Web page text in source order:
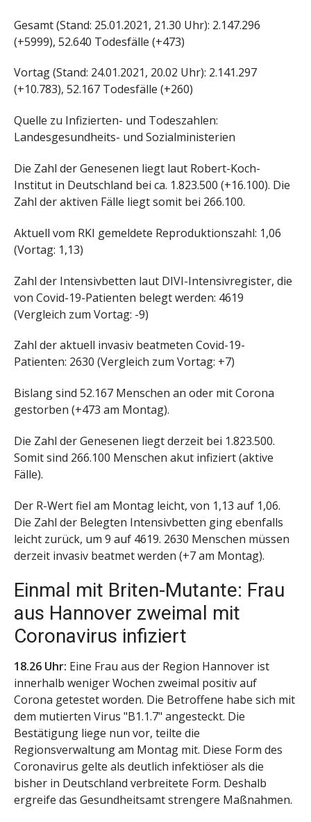
Gesamt (Stand: 25.01.2021, 21.30 Uhr): 2.147.296
(+5999), 52.640 Todesfälle (+473)
Vortag (Stand: 24.01.2021, 20.02 Uhr): 2.141.297
(+10.783), 52.167 Todesfälle (+260)
Quelle zu Infizierten- und Todeszahlen:
Landesgesundheits- und Sozialministerien
Die Zahl der Genesenen liegt laut Robert-Koch-
Institut in Deutschland bei ca. 1.823.500 (+16.100). Die
Zahl der aktiven Fälle liegt somit bei 266.100.
Aktuell vom RKI gemeldete Reproduktionszahl: 1,06
(Vortag: 1,13)
Zahl der Intensivbetten laut DIVI-Intensivregister, die
von Covid-19-Patienten belegt werden: 4619
(Vergleich zum Vortag: -9)
Zahl der aktuell invasiv beatmeten Covid-19-
Patienten: 2630 (Vergleich zum Vortag: +7)
Bislang sind 52.167 Menschen an oder mit Corona
gestorben (+473 am Montag).
Die Zahl der Genesenen liegt derzeit bei 1.823.500.
Somit sind 266.100 Menschen akut infiziert (aktive
Fälle).
Der R-Wert fiel am Montag leicht, von 1,13 auf 1,06.
Die Zahl der Belegten Intensivbetten ging ebenfalls
leicht zurück, um 9 auf 4619. 2630 Menschen müssen
derzeit invasiv beatmet werden (+7 am Montag).
Einmal mit Briten-Mutante: Frau
aus Hannover zweimal mit
Coronavirus infiziert
18.26 Uhr: Eine Frau aus der Region Hannover ist
innerhalb weniger Wochen zweimal positiv auf
Corona getestet worden. Die Betroffene habe sich mit
dem mutierten Virus "B1.1.7" angesteckt. Die
Bestätigung liege nun vor, teilte die
Regionsverwaltung am Montag mit. Diese Form des
Coronavirus gelte als deutlich infektiöser als die
bisher in Deutschland verbreitete Form. Deshalb
ergreife das Gesundheitsamt strengere Maßnahmen.